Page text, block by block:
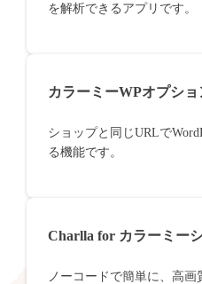
を解析できるアプリです。
カラーミーWPオプショ
ショップと同じURLで
る機能です。
Charlla for カラーミー
ノーコードで簡単に、高